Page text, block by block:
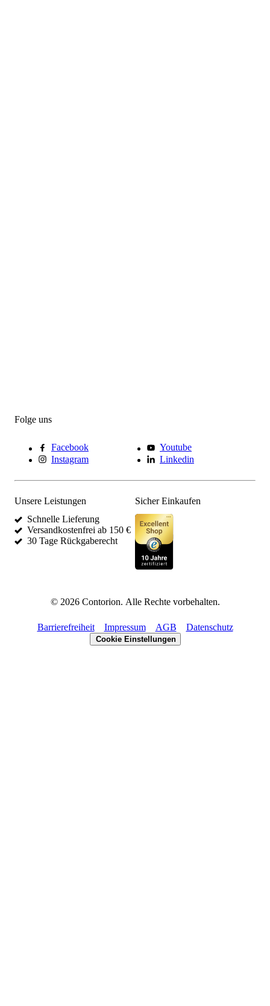
Folge uns
Facebook
Youtube
Instagram
Linkedin
Unsere Leistungen
Schnelle Lieferung
Versandkostenfrei ab 150 €
30 Tage Rückgaberecht
Sicher Einkaufen
© 2026Contorion. Alle Rechte vorbehalten.
Barrierefreiheit Impressum AGB Datenschutz
Cookie Einstellungen